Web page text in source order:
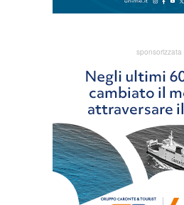
sponsorizzata